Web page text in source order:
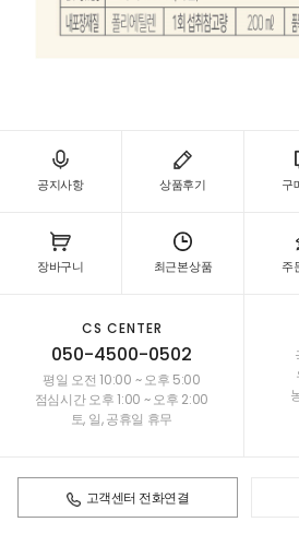
공지사항 상품후기 구
장바구니 최근본상품 주
CS CENTER
050-4500-0502
평일 오전 10:00 ~ 오후 5:00
점심시간 오후 1:00 ~ 오후 2:00
토, 일, 공휴일 휴무
고객센터 전화연결